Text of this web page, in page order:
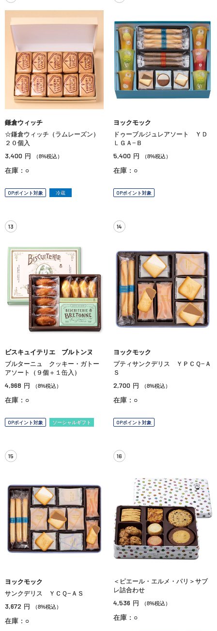
鎌倉ウィッチ
☆鎌倉ウィッチ（ラムレーズン）
２０個入
3,400 円 （8%税込）
在庫：○
OPポイント対象 冷蔵
ヨックモック
ドゥーブルジュレアソート ＹＤ
ＬＧＡ−Ｂ
5,400 円 （8%税込）
在庫：○
OPポイント対象
13
ビスキュイテリエ ブルトンヌ
ブルターニュ クッキー・ガトー
アソート（９個＋１缶入）
4,968 円 （8%税込）
在庫：○
OPポイント対象 ソーシャルギフト
14
ヨックモック
プティサンクデリス ＹＰＣＱ−Ａ
Ｓ
2,700 円 （8%税込）
在庫：○
OPポイント対象
15
ヨックモック
サンクデリス ＹＣＱ−ＡＳ
3,672 円 （8%税込）
在庫：○
16
＜ピエール・エルメ・パリ＞サブ
レ詰合わせ
4,536 円 （8%税込）
在庫：○